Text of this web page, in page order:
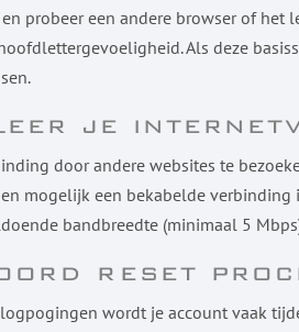
probeer een andere browser of het
Als deze
je
door andere websites te
mogelijk een bekabelde verbinding
bandbreedte (minimaal 5
reset
wordt je account vaak